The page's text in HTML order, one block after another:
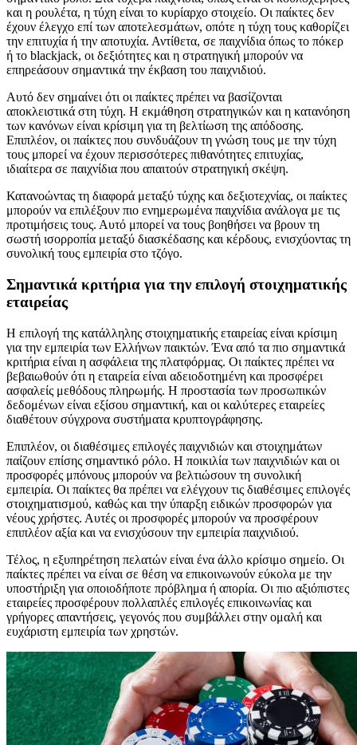
και η ρουλέτα, η τύχη είναι το κυρίαρχο στοιχείο. Οι παίκτες δεν
έχουν έλεγχο επί των αποτελεσμάτων, οπότε η τύχη τους καθορίζει
την επιτυχία ή την αποτυχία. Αντίθετα, σε παιχνίδια όπως το πόκερ
ή το blackjack, οι δεξιότητες και η στρατηγική μπορούν να
επηρεάσουν σημαντικά την έκβαση του παιχνιδιού.
Αυτό δεν σημαίνει ότι οι παίκτες πρέπει να βασίζονται
αποκλειστικά στη τύχη. Η εκμάθηση στρατηγικών και η κατανόηση
των κανόνων είναι κρίσιμη για τη βελτίωση της απόδοσης.
Επιπλέον, οι παίκτες που συνδυάζουν τη γνώση τους με την τύχη
τους μπορεί να έχουν περισσότερες πιθανότητες επιτυχίας,
ιδιαίτερα σε παιχνίδια που απαιτούν στρατηγική σκέψη.
Κατανοώντας τη διαφορά μεταξύ τύχης και δεξιοτεχνίας, οι παίκτες
μπορούν να επιλέξουν πιο ενημερωμένα παιχνίδια ανάλογα με τις
προτιμήσεις τους. Αυτό μπορεί να τους βοηθήσει να βρουν τη
σωστή ισορροπία μεταξύ διασκέδασης και κέρδους, ενισχύοντας τη
συνολική τους εμπειρία στο τζόγο.
Σημαντικά κριτήρια για την επιλογή στοιχηματικής
εταιρείας
Η επιλογή της κατάλληλης στοιχηματικής εταιρείας είναι κρίσιμη
για την εμπειρία των Ελλήνων παικτών. Ένα από τα πιο σημαντικά
κριτήρια είναι η ασφάλεια της πλατφόρμας. Οι παίκτες πρέπει να
βεβαιωθούν ότι η εταιρεία είναι αδειοδοτημένη και προσφέρει
ασφαλείς μεθόδους πληρωμής. Η προστασία των προσωπικών
δεδομένων είναι εξίσου σημαντική, και οι καλύτερες εταιρείες
διαθέτουν σύγχρονα συστήματα κρυπτογράφησης.
Επιπλέον, οι διαθέσιμες επιλογές παιχνιδιών και στοιχημάτων
παίζουν επίσης σημαντικό ρόλο. Η ποικιλία των παιχνιδιών και οι
προσφορές μπόνους μπορούν να βελτιώσουν τη συνολική
εμπειρία. Οι παίκτες θα πρέπει να ελέγχουν τις διαθέσιμες επιλογές
στοιχηματισμού, καθώς και την ύπαρξη ειδικών προσφορών για
νέους χρήστες. Αυτές οι προσφορές μπορούν να προσφέρουν
επιπλέον αξία και να ενισχύσουν την εμπειρία παιχνιδιού.
Τέλος, η εξυπηρέτηση πελατών είναι ένα άλλο κρίσιμο σημείο. Οι
παίκτες πρέπει να είναι σε θέση να επικοινωνούν εύκολα με την
υποστήριξη για οποιοδήποτε πρόβλημα ή απορία. Οι πιο αξιόπιστες
εταιρείες προσφέρουν πολλαπλές επιλογές επικοινωνίας και
γρήγορες απαντήσεις, γεγονός που συμβάλλει στην ομαλή και
ευχάριστη εμπειρία των χρηστών.